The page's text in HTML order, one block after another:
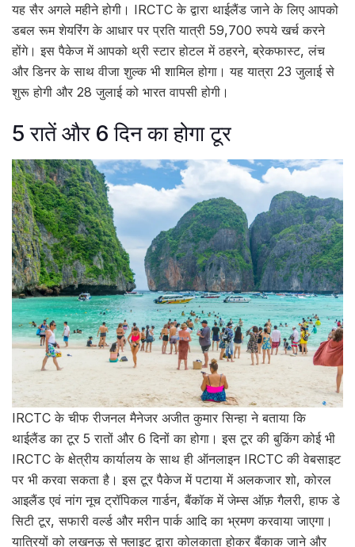
यह सैर अगले महीने होगी। IRCTC के द्वारा थाईलैंड जाने के लिए आपको
डबल रूम शेयरिंग के आधार पर प्रति यात्री 59,700 रुपये खर्च करने
होंगे। इस पैकेज में आपको थ्री स्टार होटल में ठहरने, ब्रेकफास्ट, लंच
और डिनर के साथ वीजा शुल्क भी शामिल होगा। यह यात्रा 23 जुलाई से
शुरू होगी और 28 जुलाई को भारत वापसी होगी।
5 रातें और 6 दिन का होगा टूर
IRCTC के चीफ रीजनल मैनेजर अजीत कुमार सिन्हा ने बताया कि
थाईलैंड का टूर 5 रातों और 6 दिनों का होगा। इस टूर की बुकिंग कोई भी
IRCTC के क्षेत्रीय कार्यालय के साथ ही ऑनलाइन IRCTC की वेबसाइट
पर भी करवा सकता है। इस टूर पैकेज में पटाया में अलकजार शो, कोरल
आइलैंड एवं नांग नूच ट्रॉपिकल गार्डन, बैंकॉक में जेम्स ऑफ़ गैलरी, हाफ डे
सिटी टूर, सफारी वर्ल्ड और मरीन पार्क आदि का भ्रमण करवाया जाएगा।
यात्रियों को लखनऊ से फ्लाइट द्वारा कोलकाता होकर बैंकाक जाने और